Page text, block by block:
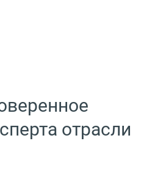
отрасли